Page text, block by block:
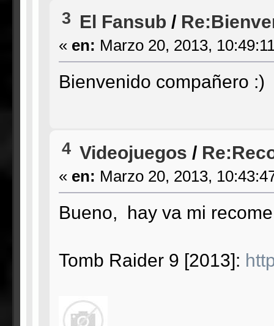
3 El Fansub /
« en: Marzo 20, 2013,
Bienvenido compañero :)
4 Videojuegos /
« en: Marzo 20, 2013,
Bueno, hay va mi
Tomb Raider 9 [2013]: